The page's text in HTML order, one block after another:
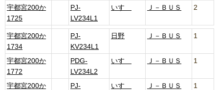
宇都宮200か
1725
PJ-
LV234L1
いすゞ Ｊ－ＢＵＳ 2
宇都宮200か
1734
PJ-
KV234L1
日野 Ｊ－ＢＵＳ 1
宇都宮200か
1772
PDG-
LV234L2
いすゞ Ｊ－ＢＵＳ 1
宇都宮200か
PJ-
いすゞ Ｊ－ＢＵＳ 1